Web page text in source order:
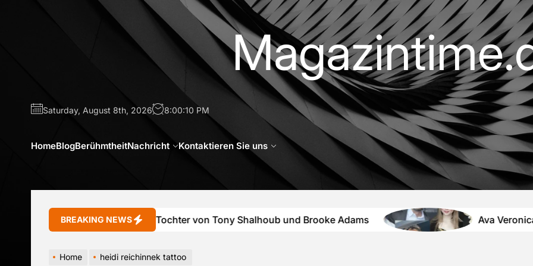
Saturday, August 8th, 2026 8:00:11 PM
HomeBlogBerühmtheitNachricht Kontaktieren Sie uns
BREAKING NEWS
Sophie Shalhoub Tochter von Tony Shalhoub und Brooke Adams Ava Veronica
Home heidi reichinnek tattoo